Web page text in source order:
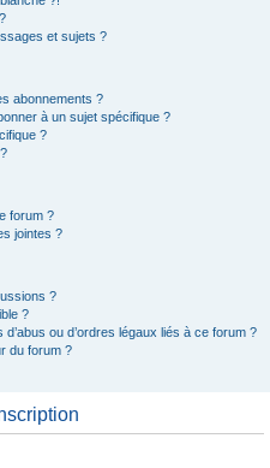
et sujets ?
abonnements ?
à un sujet spécifique ?
?
forum ?
jointes ?
?
?
ou d’ordres légaux liés à ce forum ?
du forum ?